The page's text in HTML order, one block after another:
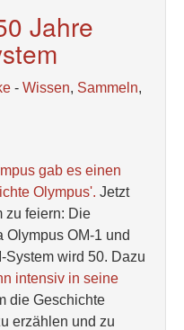
Jahre
- Wissen, Sammeln,
gab es einen
Olympus'. Jetzt
zu feiern: Die
OM-1 und
System wird 50. Dazu
intensiv in seine
die Geschichte
erzählen und zu